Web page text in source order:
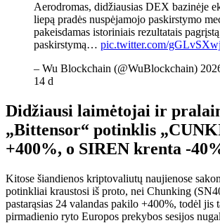
Aerodromas, didžiausias DEX bazinėje
liepą pradės nuspėjamojo paskirstymo
pakeisdamas istoriniais rezultatais
paskirstymą… pic.twitter.com/
– Wu Blockchain (@WuBlockchain)
14 d
Didžiausi laimėtojai ir
„Bittensor“ potinklis
+400%, o SIREN krenta -
Kitose šiandienos kriptovaliutų naujienose
potinkliai kraustosi iš proto, nei Chunking
pastarąsias 24 valandas pakilo +400%, todėl jis
pirmadienio ryto Europos prekybos sesijos